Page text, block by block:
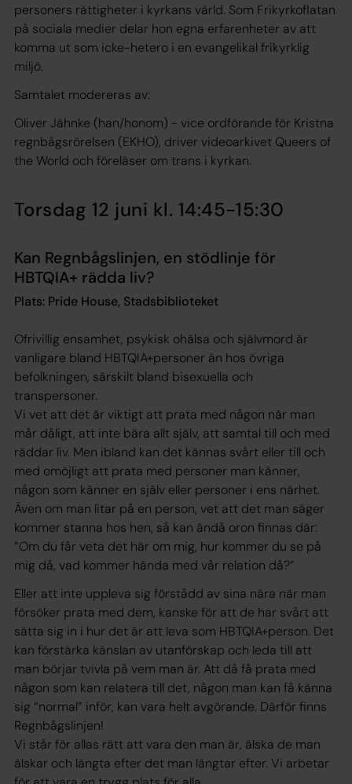
personers rättigheter i kyrkans värld. Som Frikyrkoflatan
på sociala medier delar hon egna erfarenheter av att
komma ut som icke-hetero i en evangelikal frikyrklig
miljö.
‍Samtalet modereras av:
Oliver Jähnke (han/honom) - vice ordförande för Kristna
regnbågsrörelsen (EKHO), driver videoarkivet Queers of
the World och föreläser om trans i kyrkan.
Torsdag 12 juni kl. 14:45-15:30
Kan Regnbågslinjen, en stödlinje för
HBTQIA+ rädda liv?
Plats: Pride House, Stadsbiblioteket
Ofrivillig ensamhet, psykisk ohälsa och självmord är
vanligare bland HBTQIA+personer än hos övriga
befolkningen, särskilt bland bisexuella och
transpersoner.
Vi vet att det är viktigt att prata med någon när man
mår dåligt, att inte bära allt själv, att samtal till och med
räddar liv. Men ibland kan det kännas svårt eller till och
med omöjligt att prata med personer man känner,
någon som känner en själv eller personer i ens närhet.
Även om man litar på en person, vet att det man säger
kommer stanna hos hen, så kan ändå oron finnas där:
”Om du får veta det här om mig, hur kommer du se på
mig då, vad kommer hända med vår relation då?”
Eller att inte uppleva sig förstådd av sina nära när man
försöker prata med dem, kanske för att de har svårt att
sätta sig in i hur det är att leva som HBTQIA+person. Det
kan förstärka känslan av utanförskap och leda till att
man börjar tvivla på vem man är. Att då få prata med
någon som kan relatera till det, någon man kan få känna
sig “normal” inför, kan vara helt avgörande. Därför finns
Regnbågslinjen!
Vi står för allas rätt att vara den man är, älska de man
älskar och längta efter det man längtar efter. Vi arbetar